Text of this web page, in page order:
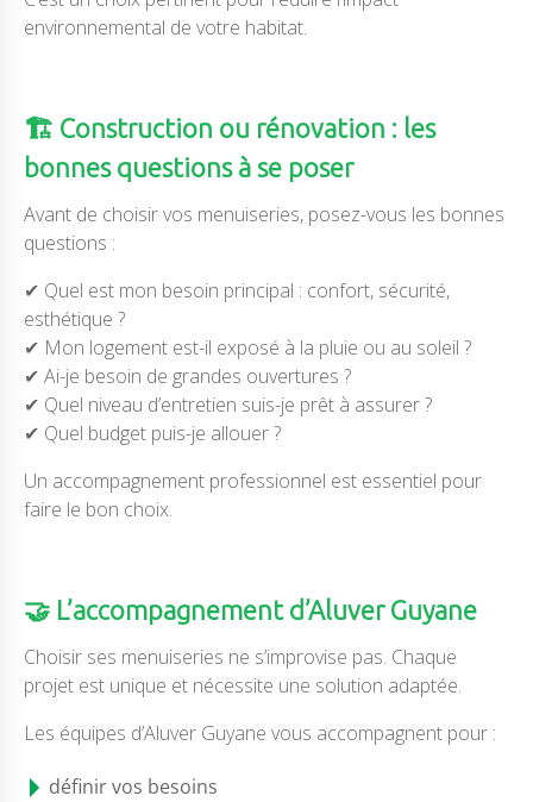
environnemental de votre habitat.
🏗️ Construction ou rénovation : les
bonnes questions à se poser
Avant de choisir vos menuiseries, posez-vous les bonnes
questions :
✔ Quel est mon besoin principal : confort, sécurité,
esthétique ?
✔ Mon logement est-il exposé à la pluie ou au soleil ?
✔ Ai-je besoin de grandes ouvertures ?
✔ Quel niveau d’entretien suis-je prêt à assurer ?
✔ Quel budget puis-je allouer ?
Un accompagnement professionnel est essentiel pour
faire le bon choix.
🤝 L’accompagnement d’Aluver Guyane
Choisir ses menuiseries ne s’improvise pas. Chaque
projet est unique et nécessite une solution adaptée.
Les équipes d’Aluver Guyane vous accompagnent pour :
définir vos besoins